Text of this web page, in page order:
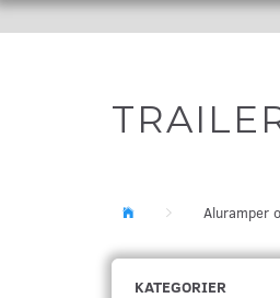
Aluramper
KATEGORIER